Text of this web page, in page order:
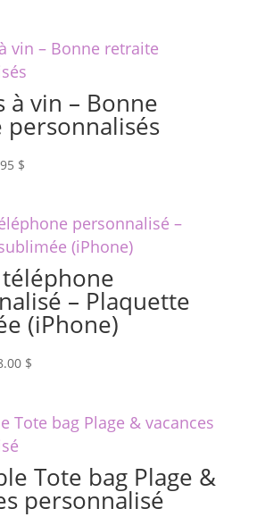
à vin – Bonne
$
– Plaquette
(iPhone)
$
Tote bag Plage &
personnalisé